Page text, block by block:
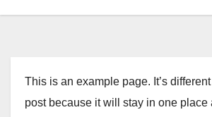
This is an example page. It’s
post because it will stay in one